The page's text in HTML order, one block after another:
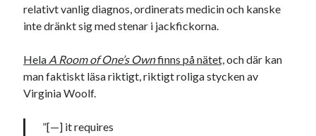
reklam resa sekrutt
Stockholm svenska tips tåg
USA
relativt vanlig diagnos, ordinerats medicin och kanske
inte dränkt sig med stenar i jackfickorna.
Hela A Room of One’s Ownfinns på nätet,och där kan
man faktiskt läsa riktigt, riktigt roliga stycken av
Virginia Woolf.
”[—] it requires